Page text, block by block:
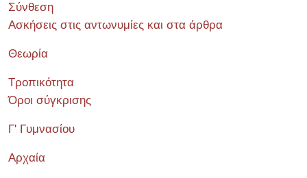
Σύνθεση
Ασκήσεις στις αντωνυμίες και στα άρθρα
Θεωρία
Τροπικότητα
Όροι σύγκρισης
Γ' Γυμνασίου
Αρχαία